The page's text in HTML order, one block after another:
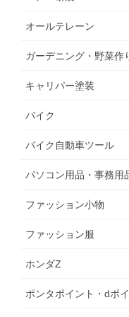
オールテレーン
ガーデニング・野菜作
キャリパー塗装
バイク
バイク自動車ツール
パソコン用品・事務用
ファッション小物
ファッション服
ホンダZ
ポンタポイント・dポ